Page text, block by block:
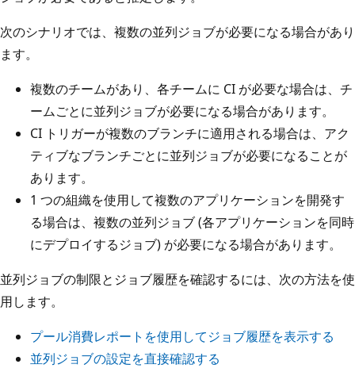
次のシナリオでは、複数の並列ジョブが必要になる場合があり
ます。
複数のチームがあり、各チームに CI が必要な場合は、チ
ームごとに並列ジョブが必要になる場合があります。
CI トリガーが複数のブランチに適用される場合は、アク
ティブなブランチごとに並列ジョブが必要になることが
あります。
1 つの組織を使用して複数のアプリケーションを開発す
る場合は、複数の並列ジョブ (各アプリケーションを同時
にデプロイするジョブ) が必要になる場合があります。
並列ジョブの制限とジョブ履歴を確認するには、次の方法を使
用します。
プール消費レポートを使用してジョブ履歴を表示する
並列ジョブの設定を直接確認する